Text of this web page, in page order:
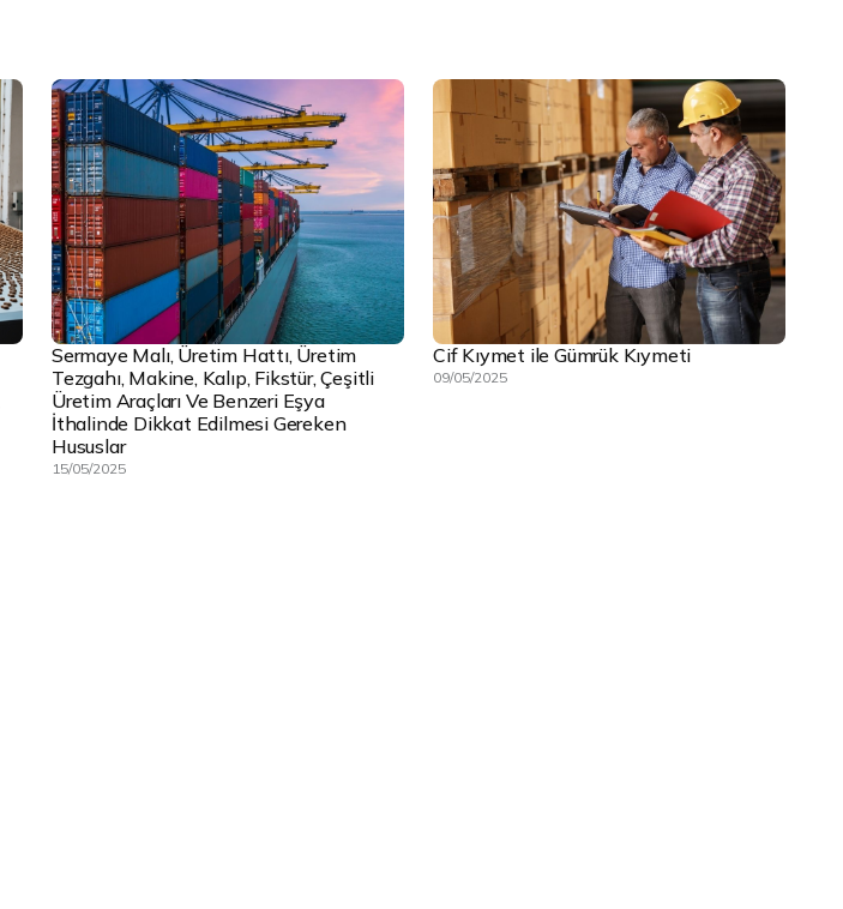
Sermaye Malı, Üretim Hattı, Üretim
Tezgahı, Makine, Kalıp, Fikstür, Çeşitli
Üretim Araçları Ve Benzeri Eşya
İthalinde Dikkat Edilmesi Gereken
Hususlar
15/05/2025
Cif Kıymet ile Gümrük Kıymeti
09/05/2025